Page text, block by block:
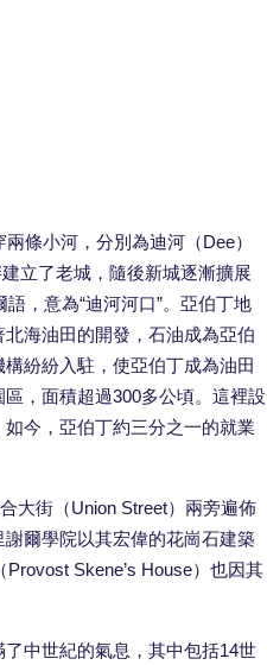
條小河，分別為迪河（Dee）
立了老城，隨後新城逐漸擴展
，意為“迪河河口”。亞伯丁地
海油田的開發，石油成為亞伯
紛紛入駐，使亞伯丁成為油田
，面積超過300多公頃。這裡設
今，亞伯丁約三分之一的就業
大街（Union Street）兩旁遍佈
爾學院以其宏偉的花崗石建築
Skene’s House）也因其
中世紀的氣息，其中包括14世